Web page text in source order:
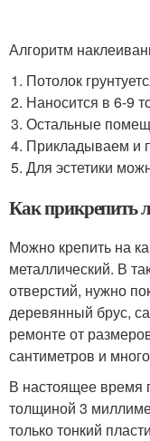
Алгоритм
Потолок
Наносится в 6-9
Остальные
Прикладываем и
Для эстетики
Как прикрепить
Можно крепить на
металлический. В
отверстий, нужно
деревянный брус,
ремонте от
сантиметров и
В настоящее время
толщиной 3
только тонкий